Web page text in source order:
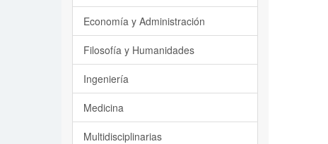
Economía y Administración
Filosofía y Humanidades
Ingeniería
Medicina
Multidisciplinarias